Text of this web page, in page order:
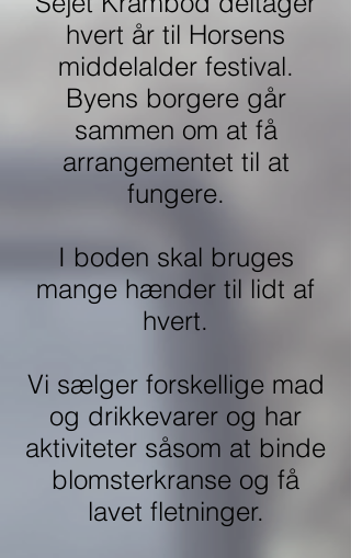
hvert år til Horsens
middelalder festival.
Byens borgere går
sammen om at få
arrangementet til at
fungere.
I boden skal bruges
mange hænder til lidt af
hvert.
Vi sælger forskellige mad
og drikkevarer og har
aktiviteter såsom at binde
blomsterkranse og få
lavet fletninger.